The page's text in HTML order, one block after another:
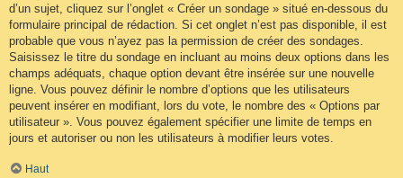
d’un sujet, cliquez sur l’onglet « Créer un sondage » situé en-dessous du
formulaire principal de rédaction. Si cet onglet n’est pas disponible, il est
probable que vous n’ayez pas la permission de créer des sondages.
Saisissez le titre du sondage en incluant au moins deux options dans les
champs adéquats, chaque option devant être insérée sur une nouvelle
ligne. Vous pouvez définir le nombre d’options que les utilisateurs
peuvent insérer en modifiant, lors du vote, le nombre des « Options par
utilisateur ». Vous pouvez également spécifier une limite de temps en
jours et autoriser ou non les utilisateurs à modifier leurs votes.
Haut